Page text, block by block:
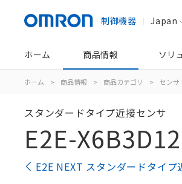
制御機器 Japan
ホーム 商品情報 ソリ
ホーム > 商品情報 > 商品カテゴリ > センサ
スタンダードタイプ近接センサ
E2E-
E2E NEXT スタンダードタイ